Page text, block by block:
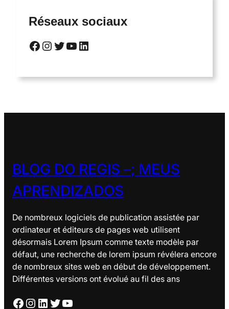
Réseaux sociaux
Facebook Instagram Twitter YouTube LinkedIn
BLOG DO REGIS –; MEUS
APRENDIZADOS
De nombreux logiciels de publication assistée par
ordinateur et éditeurs de pages web utilisent
désormais Lorem Ipsum comme texte modèle par
défaut, une recherche de lorem ipsum révélera encore
de nombreux sites web en début de développement.
Différentes versions ont évolué au fil des ans
Facebook Instagram LinkedIn Twitter YouTube